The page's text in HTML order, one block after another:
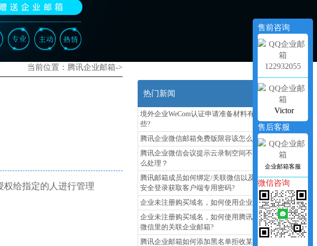
当前位置： 腾讯企业邮箱->
权给指定的人进行管理
热门新闻
境外企业WeCom认证申请准备材料有哪
些?
腾讯企业微信邮箱免费版限容该怎么办?
腾讯企业微信会议提示云录制空间不足怎
么处理？
腾讯邮箱成员如何绑定/关联微信以及开启
安全登录获取客户端专用密码?
企业未注册购买域名，如何使用企业邮箱?
企业未注册购买域名，如何使用腾讯企业
微信里的关联企业邮箱?
腾讯企业邮箱如何添加黑名单拒收某个帐
售前咨询
122932055
Victor
售后客服
企业邮箱客服
微信咨询